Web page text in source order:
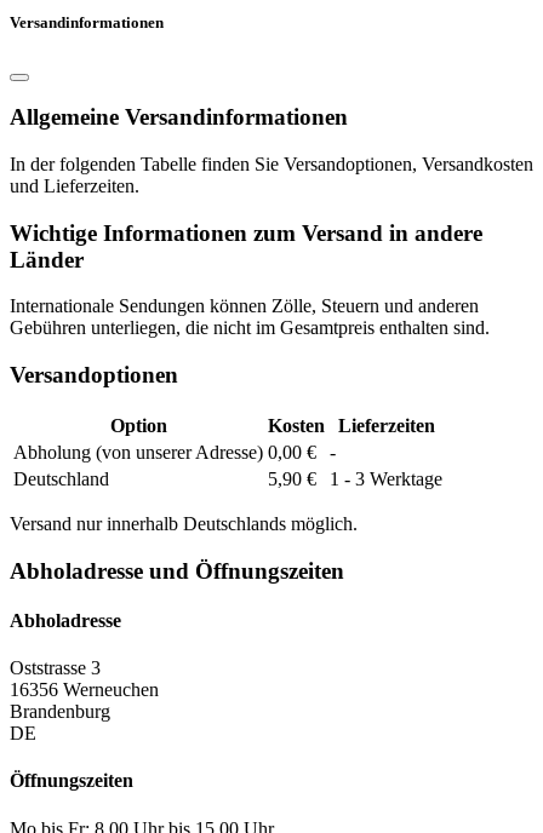
Versandinformationen
Allgemeine Versandinformationen
In der folgenden Tabelle finden Sie Versandoptionen, Versandkosten
und Lieferzeiten.
Wichtige Informationen zum Versand in andere
Länder
Internationale Sendungen können Zölle, Steuern und anderen
Gebühren unterliegen, die nicht im Gesamtpreis enthalten sind.
Versandoptionen
Option Kosten
Lieferzeiten
Abholung (von unserer Adresse) 0,00 €
-
Deutschland
5,90 € 1 - 3 Werktage
Versand nur innerhalb Deutschlands möglich.
Abholadresse und Öffnungszeiten
Abholadresse
Oststrasse 3
16356 Werneuchen
Brandenburg
DE
Öffnungszeiten
Mo bis Fr: 8.00 Uhr bis 15.00 Uhr